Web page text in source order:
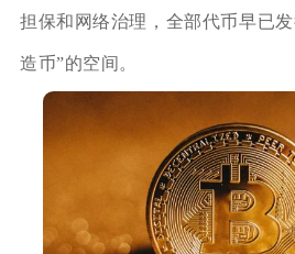
担保和网络治理，全部代币早已
造币”的空间。